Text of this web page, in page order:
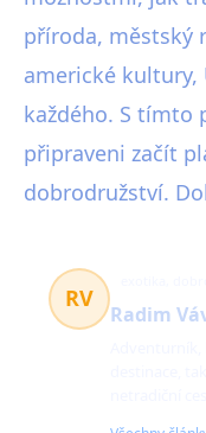
příroda, městský
americké kultury,
každého. S tímto
připraveni začít
dobrodružství.
RV
Radim